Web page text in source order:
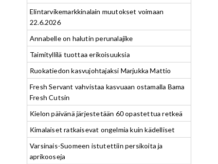
Elintarvikemarkkinalain muutokset voimaan
22.6.2026
Annabelle on halutin perunalajike
Taimityllilä tuottaa erikoisuuksia
Ruokatiedon kasvujohtajaksi Marjukka Mattio
Fresh Servant vahvistaa kasvuaan ostamalla Bama
Fresh Cutsin
Kielon päivänä järjestetään 60 opastettua retkeä
Kimalaiset ratkaisevat ongelmia kuin kädelliset
Varsinais-Suomeen istutettiin persikoita ja
aprikooseja